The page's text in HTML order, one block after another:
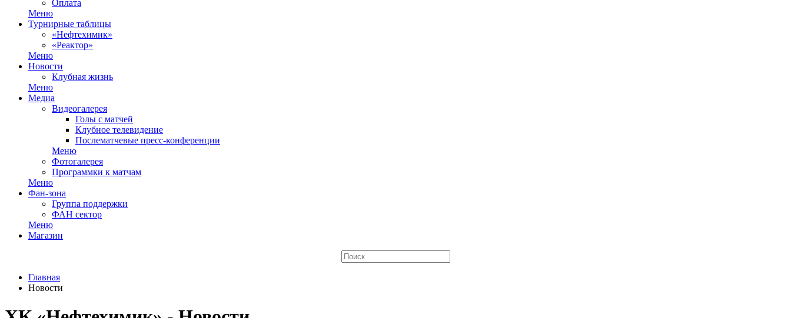
Оплата
Меню
Турнирные таблицы
«Нефтехимик»
«Реактор»
Меню
Новости
Клубная жизнь
Меню
Медиа
Видеогалерея
Голы с матчей
Клубное телевидение
Послематчевые пресс-конференции
Меню
Фотогалерея
Программки к матчам
Меню
Фан-зона
Группа поддержки
ФАН сектор
Меню
Магазин
Главная
Новости